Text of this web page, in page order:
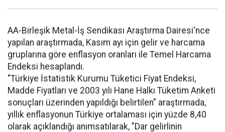
AA-Birleşik Metal-İş Sendikası Araştırma Dairesi'nce
yapılan araştırmada, Kasım ayı için gelir ve harcama
gruplarına göre enflasyon oranları ile Temel Harcama
Endeksi hesaplandı.
"Türkiye İstatistik Kurumu Tüketici Fiyat Endeksi,
Madde Fiyatları ve 2003 yılı Hane Halkı Tüketim Anketi
sonuçları üzerinden yapıldığı belirtilen" araştırmada,
yıllık enflasyonun Türkiye ortalaması için yüzde 8,40
olarak açıklandığı anımsatılarak, "Dar gelirlinin